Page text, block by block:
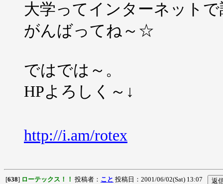
大学ってインターネット
がんばってね～☆
ではでは～。
HPよろしく～↓
http://i.am/rotex
[638] ローテックス！！ 投稿者： こと 投稿日：2001/06/02(Sat) 13:07